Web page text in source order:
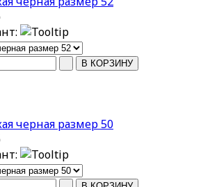
черная размер 50